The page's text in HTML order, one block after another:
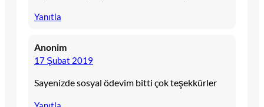
Yanıtla
Anonim
17 Şubat 2019
Sayenizde sosyal ödevim bitti çok teşekkürler